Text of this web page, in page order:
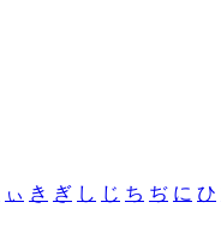
ぃ き ぎ し じ ち ぢ に ひ